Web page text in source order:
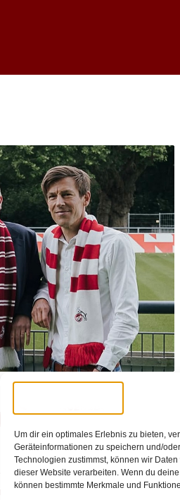
Um dir ein optimales Erlebnis zu bieten,
Geräteinformationen zu speichern und/
Technologien zustimmst, können wir
dieser Website verarbeiten. Wenn du
können bestimmte Merkmale und
// 19:00
– Team Next
und fanorientiert Inside Müngersdorf
Blick[…]